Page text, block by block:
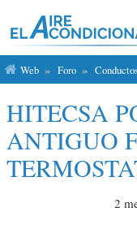
Web Foro
HITECSA
ANTIGUO
2